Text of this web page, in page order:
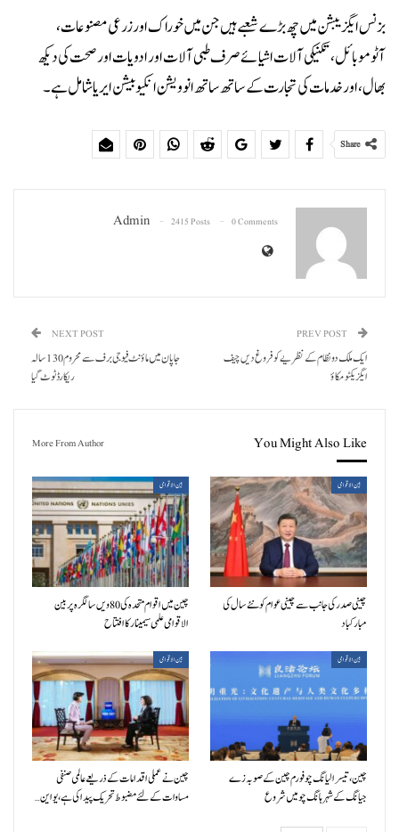
بزنس ایگزیبشن میں چھ بڑے شعبے ہیں جن میں خوراک اور زرعی مصنوعات،
آٹوموبائل، تکنیکی آلات اشیائے صرف طبی آلات اور ادویات اور صحت کی دیکھ
بھال، اور خدمات کی تجارت کے ساتھ ساتھ انوویشن انکیوبیشن ایریا شامل ہے ۔
Share
Admin 2415 Posts 0 Comments
ایک ملک دو نظام کے نظریے کو فروغ دیں چیف
ایگز یکٹو مکاؤ
NEXT POST
جاپان میں ماؤنٹ فیوجی برف سے محروم 130 سالہ
ریکارڈ ٹوٹ گیا
You Might Also Like
More From Author
بین الاقوامی
چینی صدر کی جانب سے چینی عوام کو نئے سال کی
مبارکباد
بین الاقوامی
چین میں اقوام متحدہ کی 80ویں سالگرہ پر بین
الاقوامی علمی سیمینار کا افتتاح
بین الاقوامی
چین، تیسرا لیانگ چو فورم چین کے صوبہ زے
جیانگ کے شہر ہانگ چو میں شروع
بین الاقوامی
چین نے عملی اقدامات کے ذریعے عالمی صنفی
مساوات کے لئے مضبوط تحریک پیدا کی ہے، یو این…